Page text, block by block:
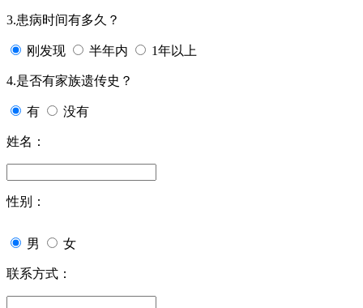
3.患病时间有多久？
刚发现 半年内 1年以上
4.是否有家族遗传史？
有 没有
姓名：
性别：
男 女
联系方式：